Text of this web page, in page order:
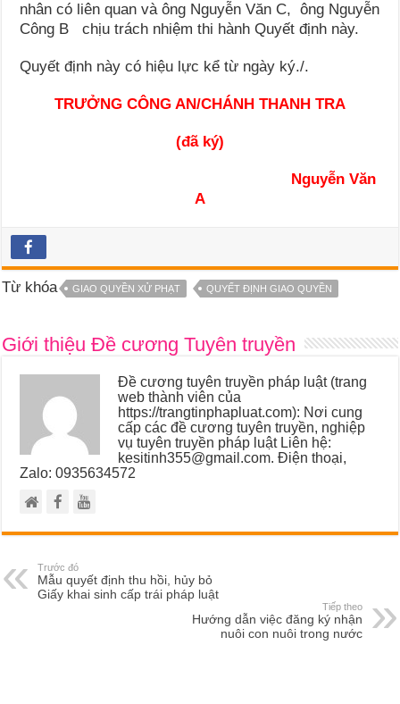
nhân có liên quan và ông Nguyễn Văn C, ông Nguyễn
Công B chịu trách nhiệm thi hành Quyết định này.
Quyết định này có hiệu lực kể từ ngày ký./.
TRƯỞNG CÔNG AN/CHÁNH THANH TRA
(đã ký)
Nguyễn Văn
A
Từ khóa GIAO QUYỀN XỬ PHẠT QUYẾT ĐỊNH GIAO QUYỀN
Giới thiệu Đề cương Tuyên truyền
Đề cương tuyên truyền pháp luật (trang
web thành viên của
https://trangtinphapluat.com): Nơi cung
cấp các đề cương tuyên truyền, nghiệp
vụ tuyên truyền pháp luật Liên hệ:
kesitinh355@gmail.com. Điện thoại,
Zalo: 0935634572
Trước đó
Mẫu quyết định thu hồi, hủy bỏ
Giấy khai sinh cấp trái pháp luật
Tiếp theo
Hướng dẫn việc đăng ký nhận
nuôi con nuôi trong nước